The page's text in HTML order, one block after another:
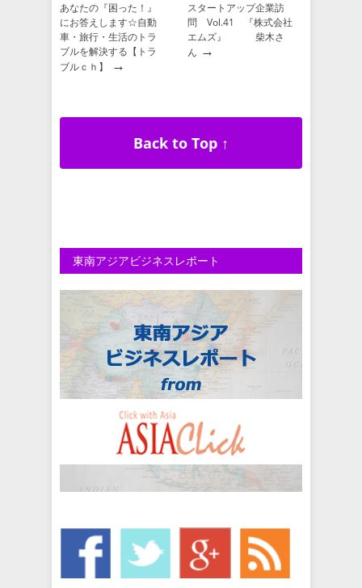
あなたの『困った！』
にお答えします☆自動
車・旅行・生活のトラ
ブルを解決する【トラ
ブルｃｈ】
→
スタートアップ企業訪
問 Vol.41 『株式会社
エムズ』 柴木さ
ん →
Back to Top ↑
東南アジアビジネスレポート